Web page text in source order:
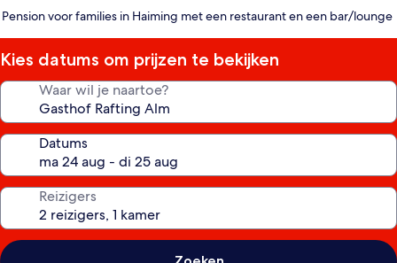
sterrenaccommodatie
Pension voor families in Haiming met een restaurant en een bar/lounge
Kies datums om prijzen te bekijken
Waar wil je naartoe?
Datums
Reizigers